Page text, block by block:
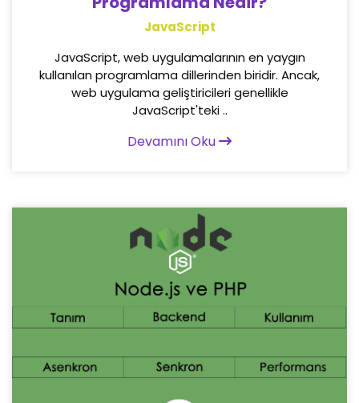
JavaScript
JavaScript, web uygulamalarının en yaygın
kullanılan programlama dillerinden biridir. Ancak,
web uygulama geliştiricileri genellikle
JavaScript'teki ..
Devamını Oku